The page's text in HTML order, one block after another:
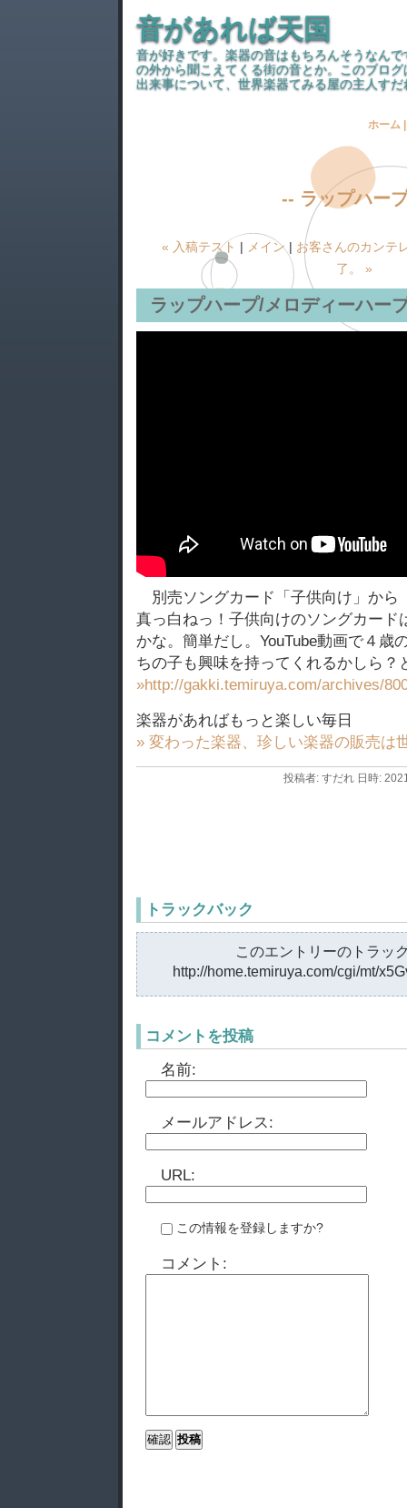
音があれば天国
音が好きです。楽器の音はもちろんそうなん
の外から聞こえてくる街の音とか。このブロ
出来事について、世界楽器てみる屋の主人す
ホーム
-- ラップハー
« 入稿テスト | メイン| お客さんのカンテ
了。 »
ラップハープ/メロディーハー
別売ソングカード「子供向け」から
真っ白ねっ！子供向けのソングカー
かな。簡単だし。YouTube動画で４歳
ちの子も興味を持ってくれるかしら？
»http://gakki.temiruya.com/archives/
楽器があればもっと楽しい毎日
» 変わった楽器、珍しい楽器の販売は
投稿者: すだれ 日時:
トラックバック
このエントリーのトラッ
http://home.temiruya.com/cgi/mt/
コメントを投稿
名前:
メールアドレス:
URL:
この情報を登録しますか?
コメント: